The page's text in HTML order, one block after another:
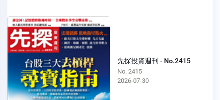
先探投資週刊 - No.2415
No. 2415
2026-07-30